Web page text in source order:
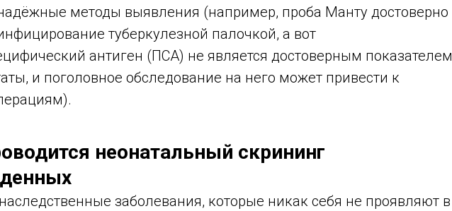
методы выявления (например, проба Манту достоверно
туберкулезной палочкой, а вот
антиген (ПСА) не является достоверным показателем
и поголовное обследование на него может привести к
неонатальный скрининг
заболевания, которые никак себя не проявляют в